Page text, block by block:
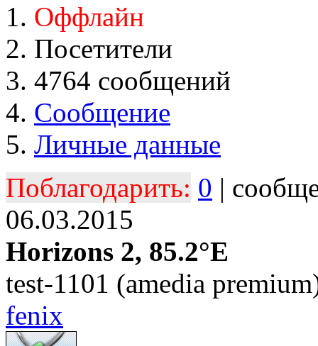
Оффлайн
Посетители
4764 сообщений
Сообщение
Личные данные
Поблагодарить: 0 |
06.03.2015
Horizons 2, 85.2°E
test-1101 (amedia
fenix